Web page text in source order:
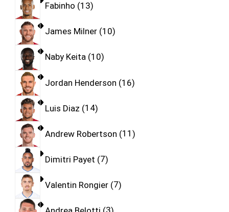
Fabinho 13
James Milner 10
Naby Keita 10
Jordan Henderson 16
Luis Diaz 14
Andrew Robertson 11
Dimitri Payet 7
Valentin Rongier 7